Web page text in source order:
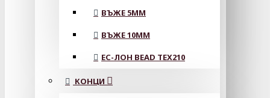
ВЪЖЕ 5MM
ВЪЖЕ 10MM
ЕС-ЛОН BEAD TEX210
КОНЦИ